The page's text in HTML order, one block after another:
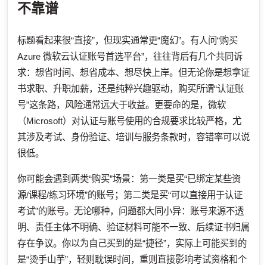
不靠谱
标题看起来很“直接”，但现实通常更“魔幻”。有人问“购买
Azure 微软云认证账号首选平台”，往往背后有几个共同诉
求：想省时间、想省成本、想尽快上岸。但无论你是想拿证
书求职、升职加薪，还是纯粹兴趣驱动，购买所谓“认证账
号”这条路，风险通常远大于收益。更要命的是，微软
（Microsoft）对认证与账号使用的合规要求比较严格，尤
其涉及考试、身份验证、培训与服务条款时，容错率可以说
很低。
你可能会遇到两类“购买”场景：第一类是买“已绑定某些资
源/课程/练习环境”的账号；第二类是买“可以直接用于认证
考试”的账号。无论哪种，问题都大同小异：账号来源不透
明、责任主体不明确、验证材料可能不一致、后续证书归属
存在争议。你以为自己买到的是“捷径”，实际上可能买到的
是“烫手山芋”，轻则耽误时间，重则直接影响考试资格和个